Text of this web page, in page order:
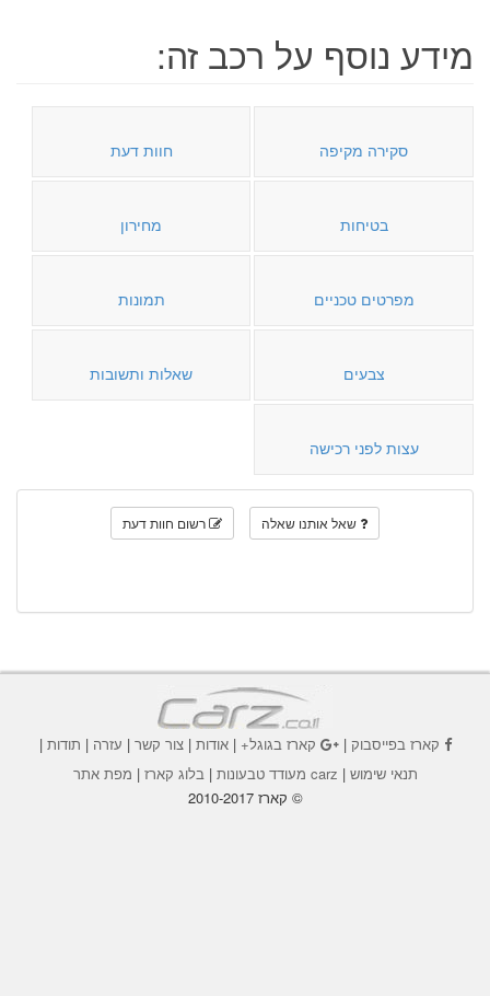
מידע נוסף על רכב זה:
סקירה מקיפה חוות דעת
בטיחות מחירון
מפרטים טכניים תמונות
צבעים שאלות ותשובות
עצות לפני רכישה
שאל אותנו שאלה רשום חוות דעת
קארז בפייסבוק| קארז בגוגל+|אודות |צור קשר | עזרה | תודות |
תנאי שימוש | carz מעודד טבעונות | בלוג קארז | מפת אתר
© קארז 2010-2017